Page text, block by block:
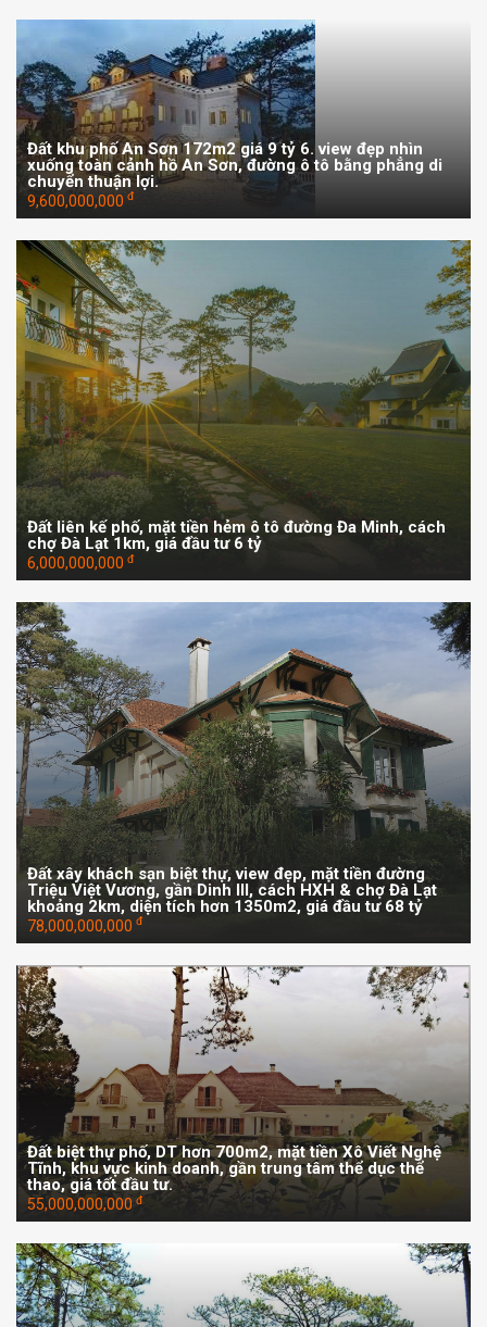
Đất khu phố An Sơn 172m2 giá 9 tỷ 6. view đẹp nhìn
xuống toàn cảnh hồ An Sơn, đường ô tô bằng phẳng di
chuyển thuận lợi.
9,600,000,000 đ
Đất liên kế phố, mặt tiền hẻm ô tô đường Đa Minh, cách
chợ Đà Lạt 1km, giá đầu tư 6 tỷ
6,000,000,000 đ
Đất xây khách sạn biệt thự, view đẹp, mặt tiền đường
Triệu Việt Vương, gần Dinh III, cách HXH & chợ Đà Lạt
khoảng 2km, diện tích hơn 1350m2, giá đầu tư 68 tỷ
78,000,000,000 đ
Đất biệt thự phố, DT hơn 700m2, mặt tiền Xô Viết Nghệ
Tĩnh, khu vực kinh doanh, gần trung tâm thể dục thể
thao, giá tốt đầu tư.
55,000,000,000 đ